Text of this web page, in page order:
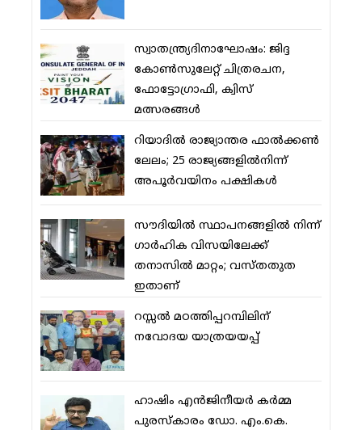
സ്വാതന്ത്ര്യദിനാഘോഷം: ജിദ്ദ
കോണ്‍സുലേറ്റ് ചിത്രരചന,
ഫോട്ടോഗ്രാഫി, ക്വിസ്
മത്സരങ്ങള്‍
റിയാദില്‍ രാജ്യാന്തര ഫാല്‍ക്കണ്‍
ലേലം; 25 രാജ്യങ്ങളില്‍നിന്ന്
അപൂര്‍വയിനം പക്ഷികള്‍
സൗദിയില്‍ സ്ഥാപനങ്ങളില്‍ നിന്ന്
ഗാര്‍ഹിക വിസയിലേക്ക്
തനാസില്‍ മാറ്റം; വസ്തതുത
ഇതാണ്
റസ്സല്‍ മഠത്തിപ്പറമ്പിലിന്
നവോദയ യാത്രയയപ്പ്
ഹാഷിം എന്‍ജിനീയര്‍ കര്‍മ്മ
പുരസ്‌കാരം ഡോ. എം.കെ.